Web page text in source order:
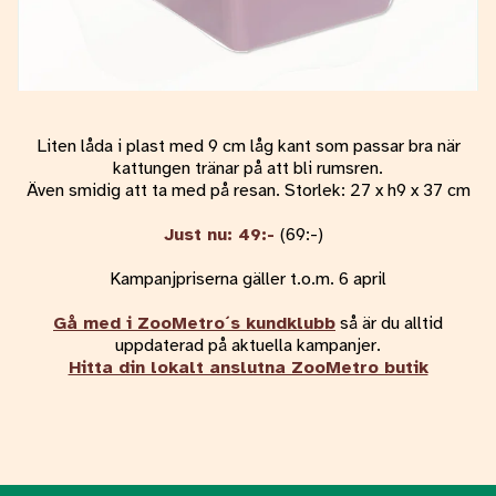
Liten låda i plast med 9 cm låg kant som passar bra när
kattungen tränar på att bli rumsren.
Även smidig att ta med på resan. Storlek: 27 x h9 x 37 cm
Just nu: 49:- (69:-)
Kampanjpriserna gäller t.o.m. 6 april
Gå med i ZooMetro´s kundklubb så är du alltid
uppdaterad på aktuella kampanjer.
Hitta din lokalt anslutna ZooMetro butik